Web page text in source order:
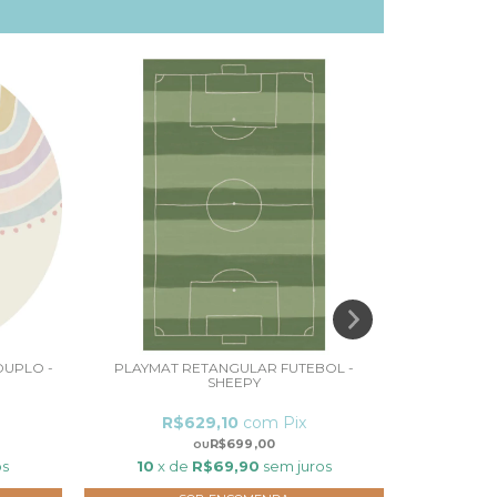
-
PLAYMAT RETANGULAR FUTEBOL -
SHEEPY
R$699,00
R$629,10 com Pix
10 x de R$69,90 sem juros